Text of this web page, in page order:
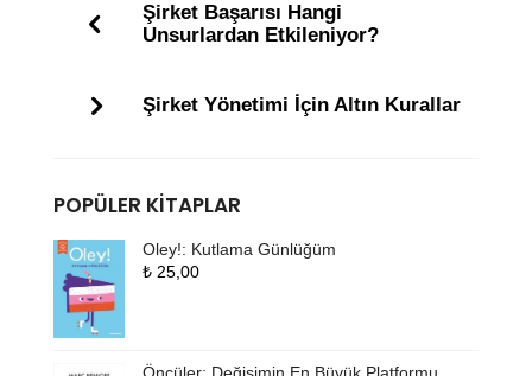
Şirket Başarısı Hangi
Unsurlardan Etkileniyor?
Şirket Yönetimi İçin Altın Kurallar
POPÜLER KITAPLAR
Oley!: Kutlama Günlüğüm
₺25,00